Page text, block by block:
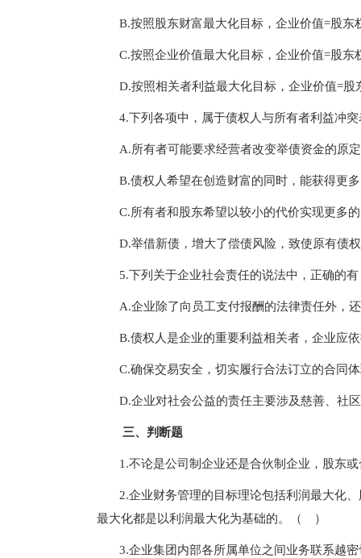
B.按照股东财富最大化目标，企业价值=股东
C.按照企业价值最大化目标，企业价值=股东
D.按照相关者利益最大化目标，企业价值=股
4.下列各项中，属于债权人与所有者利益
A.所有者可能要求经营者改变举债资金的原
B.债权人希望在创造财富的同时，能获得更
C.所有者和股东希望以较小的代价实现更多
D.举借新债，增大了偿债风险，致使原有债
5.下列关于企业社会责任的说法中，正确
A.企业除了向员工支付报酬的法律责任外，
B.债权人是企业的重要利益相关者，企业应
C.确保交易安全，切实履行合法订立的合同
D.企业对社会公益的责任主要涉及慈善、社
三、判断题
1.不论是公司制企业还是合伙制企业，股
2.企业财务管理的目标理论包括利润最大化
最大化都是以利润最大化为基础的。（ ）
3.企业集团内部各所属单位之间业务联系